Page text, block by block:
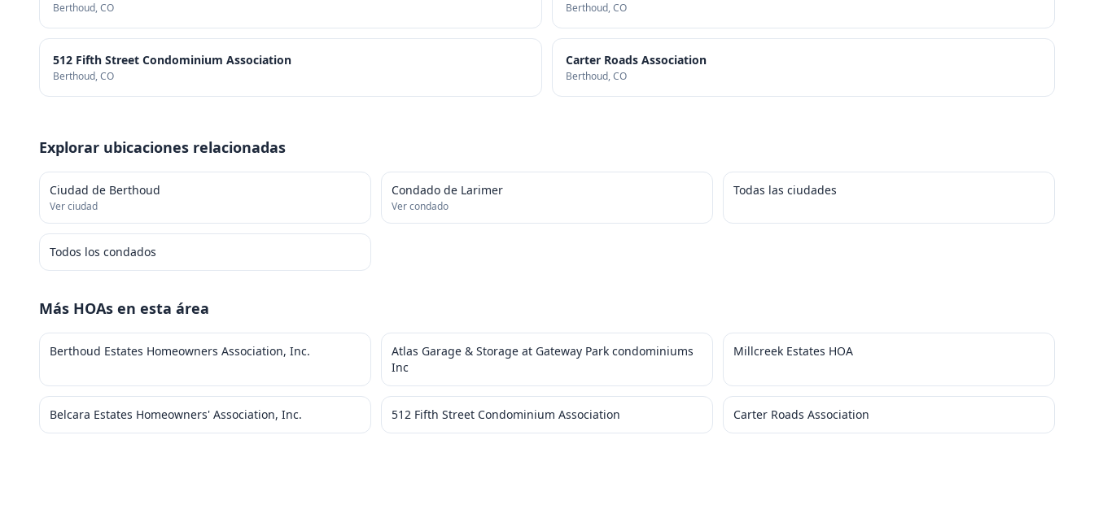
Berthoud, CO Berthoud, CO
512 Fifth Street Condominium Association
Berthoud, CO
Carter Roads Association
Berthoud, CO
Explorar ubicaciones relacionadas
Ciudad de Berthoud
Ver ciudad
Condado de Larimer
Ver condado
Todas las ciudades
Todos los condados
Más HOAs en esta área
Berthoud Estates Homeowners Association, Inc.
Atlas Garage & Storage at Gateway Park condominiums
Inc
Millcreek Estates HOA
Belcara Estates Homeowners' Association, Inc. 512 Fifth Street Condominium Association Carter Roads Association